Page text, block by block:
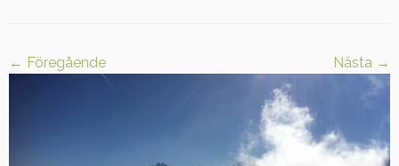
← Föregående Nästa →